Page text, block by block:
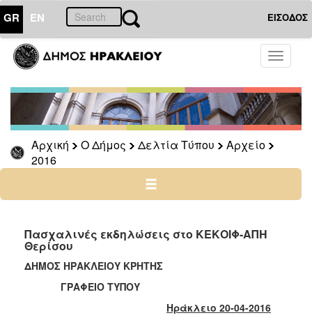
GR EN ΕΙΣΟΔΟΣ
Toggle
Αρχική Ο Δήμος Δελτία Τύπου
Αρχείο
2016
ΔΗΜΟΣ
Δελτία
Τύπου
Αρχείο
2026
2025
2022
2021
2020
2019
Πασχαλινές εκδηλώσεις στο ΚΕΚΟΙΦ-ΑΠΗ
Θερίσου
ΔΗΜΟΣ ΗΡΑΚΛΕΙΟΥ ΚΡΗΤΗΣ
ΓΡΑΦΕΙΟ ΤΥΠΟΥ
Ηράκλειο 20-04-2016